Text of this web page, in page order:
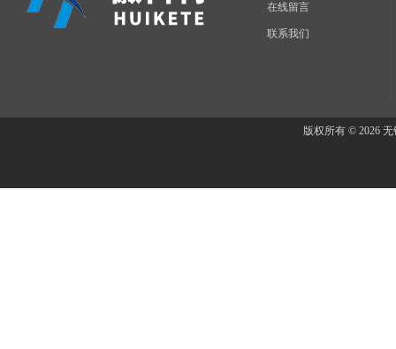
在线留言
联系我们
版权所有 © 2026